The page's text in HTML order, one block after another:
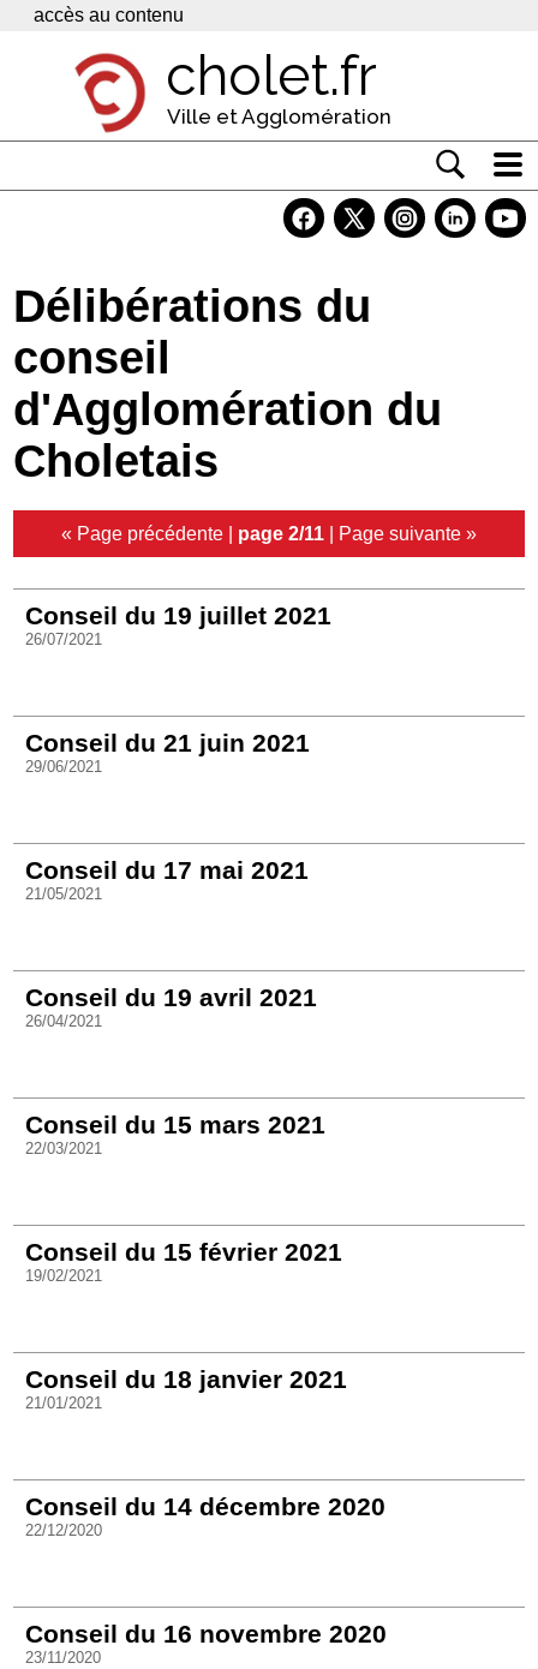
Panneau de gestion des cookies
accès au contenu
cholet.fr
Ville et Agglomération
Economie
Services
Contacts
Délibérations du
conseil
d'Agglomération du
Choletais
« Page précédente | page 2/11 | Page suivante »
Conseil du 19 juillet 2021
26/07/2021
Conseil du 21 juin 2021
29/06/2021
Conseil du 17 mai 2021
21/05/2021
Conseil du 19 avril 2021
26/04/2021
Conseil du 15 mars 2021
22/03/2021
Conseil du 15 février 2021
19/02/2021
Conseil du 18 janvier 2021
21/01/2021
Conseil du 14 décembre 2020
22/12/2020
Conseil du 16 novembre 2020
23/11/2020